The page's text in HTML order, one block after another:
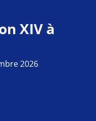
XIV à
2026